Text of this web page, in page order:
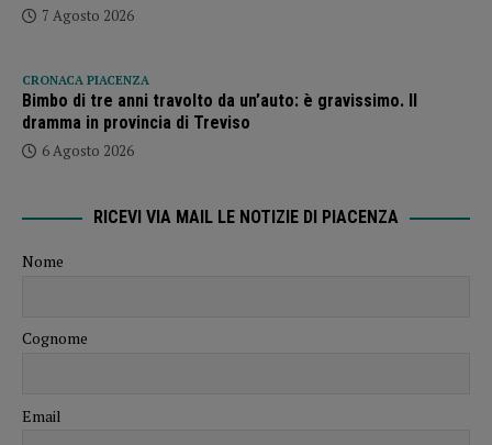
7 Agosto 2026
CRONACA PIACENZA
Bimbo di tre anni travolto da un’auto: è gravissimo. Il
dramma in provincia di Treviso
6 Agosto 2026
RICEVI VIA MAIL LE NOTIZIE DI PIACENZA
Nome
Cognome
Email